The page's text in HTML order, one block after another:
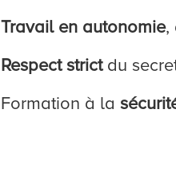
Travail en autonomie,
Respect strictdu
Formation à la